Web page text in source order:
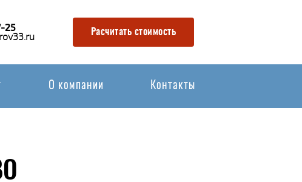
25 Расчитать стоимость
О компании Контакты